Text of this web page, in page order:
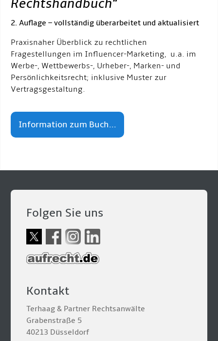
Rechtshandbuch“
2. Auflage – vollständig überarbeitet und aktualisiert
Praxisnaher Überblick zu rechtlichen
Fragestellungen im Influencer-Marketing, u.a. im
Werbe-, Wettbewerbs-, Urheber-, Marken- und
Persönlichkeitsrecht; inklusive Muster zur
Vertragsgestaltung.
Information zum Buch...
Folgen Sie uns
Kontakt
Terhaag & Partner Rechtsanwälte
Grabenstraße 5
40213 Düsseldorf